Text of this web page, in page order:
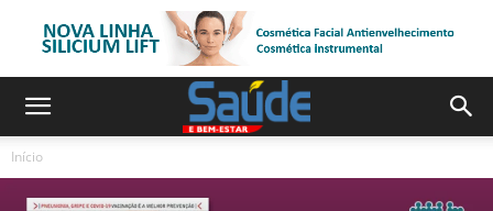
Início